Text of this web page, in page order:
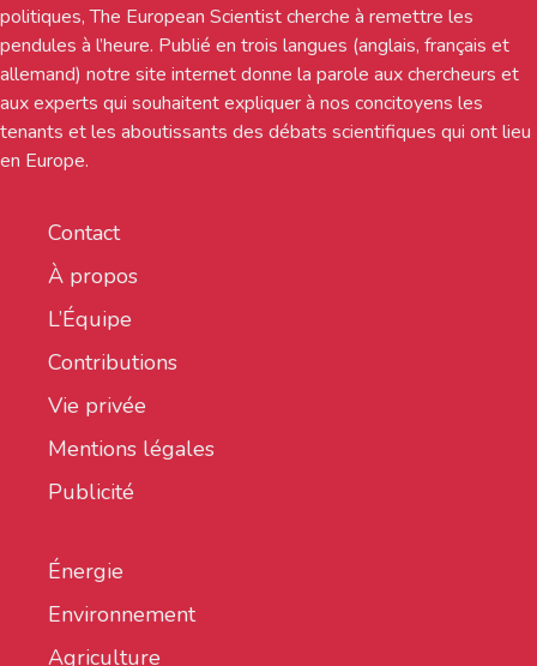
politiques, The European Scientist cherche à remettre les
pendules à l’heure. Publié en trois langues (anglais, français et
allemand) notre site internet donne la parole aux chercheurs et
aux experts qui souhaitent expliquer à nos concitoyens les
tenants et les aboutissants des débats scientifiques qui ont lieu
en Europe.
Contact
À propos
L’Équipe
Contributions
Vie privée
Mentions légales
Publicité
Énergie
Environnement
Agriculture